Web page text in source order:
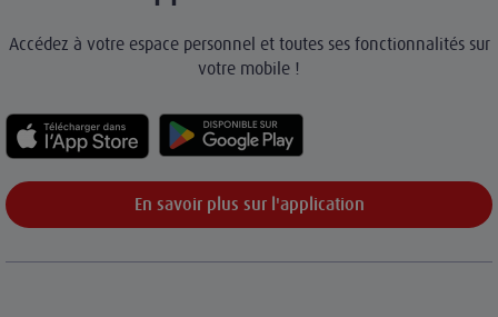
Accédez à votre espace personnel et toutes ses fonctionnalités sur
votre mobile !
En savoir plus sur l'application